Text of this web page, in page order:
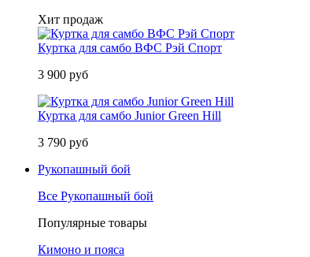
Хит продаж
Куртка для самбо ВФС Рэй Спорт
3 900 руб
Куртка для самбо Junior Green Hill
3 790 руб
Рукопашный бой
Все Рукопашный бой
Популярные товары
Кимоно и пояса